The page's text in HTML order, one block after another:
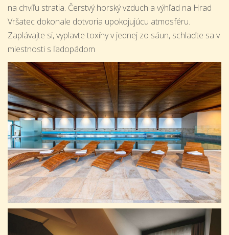
na chvíľu stratia. Čerstvý horský vzduch a výhľad na Hrad
Vršatec dokonale dotvoria upokojujúcu atmosféru.
Zaplávajte si, vyplavte toxíny v jednej zo sáun, schlaďte sa v
miestnosti s ľadopádom